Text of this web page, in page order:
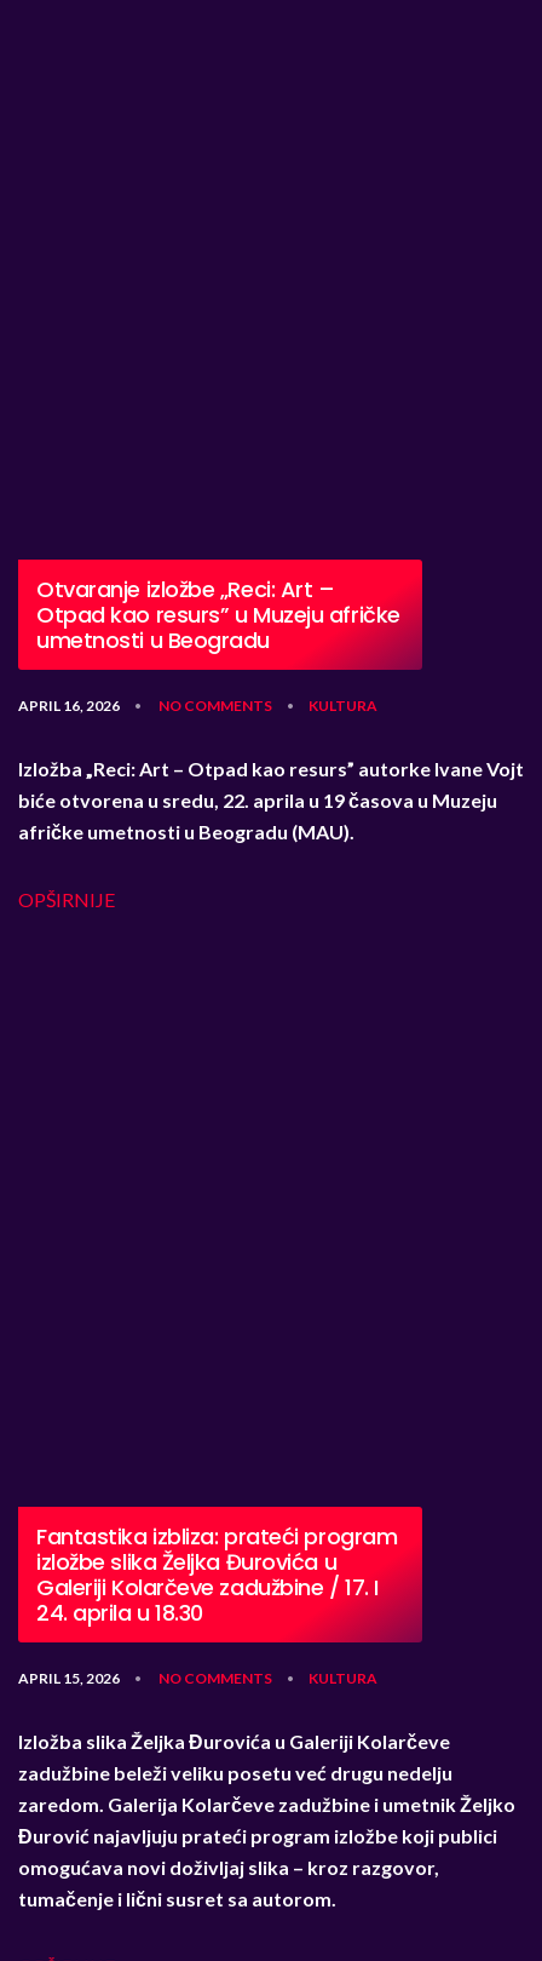
Otvaranje izložbe „Reci: Art –
Otpad kao resurs” u Muzeju afričke
umetnosti u Beogradu
APRIL 16, 2026 • NO COMMENTS • KULTURA
Izložba „Reci: Art – Otpad kao resurs” autorke Ivane Vojt
biće otvorena u sredu, 22. aprila u 19 časova u Muzeju
afričke umetnosti u Beogradu (MAU).
OPŠIRNIJE
Fantastika izbliza: prateći program
izložbe slika Željka Đurovića u
Galeriji Kolarčeve zadužbine / 17. I
24. aprila u 18.30
APRIL 15, 2026 • NO COMMENTS • KULTURA
Izložba slika Željka Đurovića u Galeriji Kolarčeve
zadužbine beleži veliku posetu već drugu nedelju
zaredom. Galerija Kolarčeve zadužbine i umetnik Željko
Đurović najavljuju prateći program izložbe koji publici
omogućava novi doživljaj slika – kroz razgovor,
tumačenje i lični susret sa autorom.